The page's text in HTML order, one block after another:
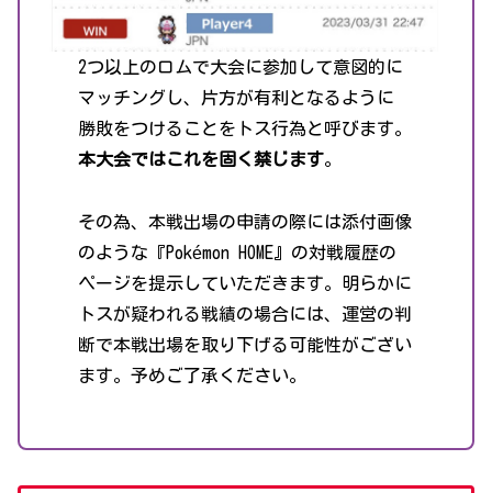
2つ以上のロムで大会に参加して意図的に
マッチングし、片方が有利となるように
勝敗をつけることをトス行為と呼びます。
本大会ではこれを固く禁じます。
その為、本戦出場の申請の際には添付画像
のような『Pokémon HOME』の対戦履歴の
ページを提示していただきます。明らかに
トスが疑われる戦績の場合には、運営の判
断で本戦出場を取り下げる可能性がござい
ます。予めご了承ください。